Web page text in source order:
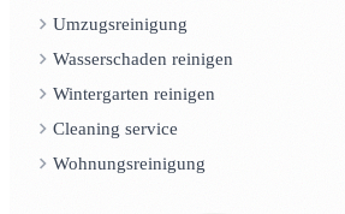
Umzugsreinigung
Wasserschaden reinigen
Wintergarten reinigen
Cleaning service
Wohnungsreinigung